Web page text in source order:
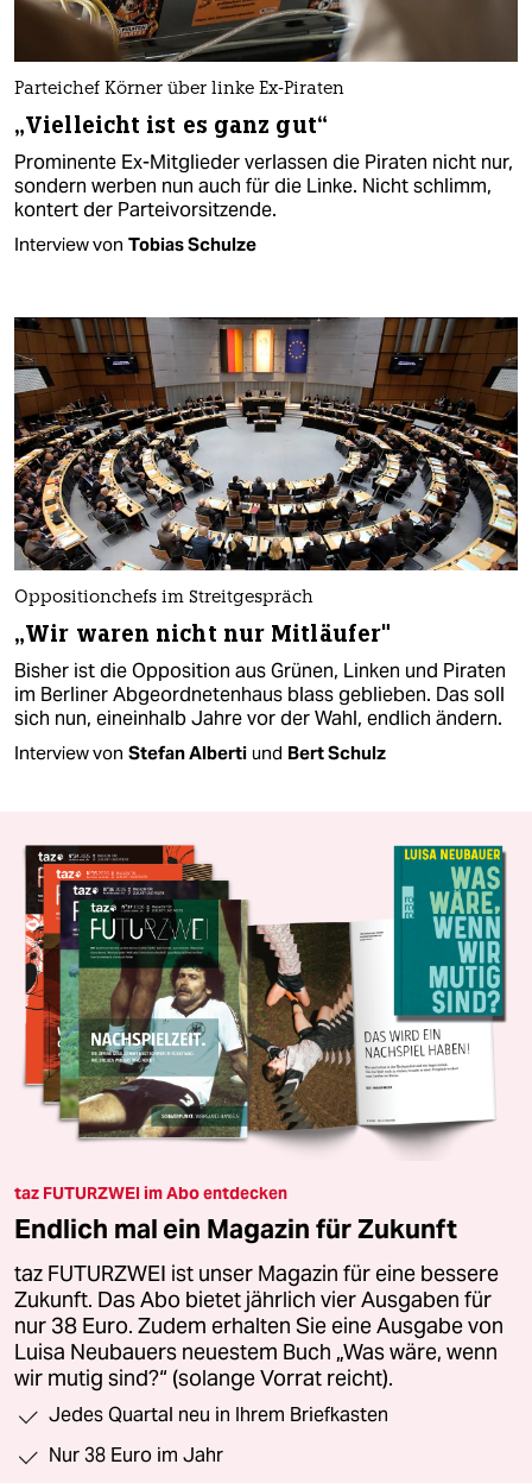
Parteichef Körner über linke Ex-Piraten
„Vielleicht ist es ganz gut“
Prominente Ex-Mitglieder verlassen die Piraten nicht nur,
sondern werben nun auch für die Linke. Nicht schlimm,
kontert der Parteivorsitzende.
Interview von Tobias Schulze
Oppositionchefs im Streitgespräch
„Wir waren nicht nur Mitläufer"
Bisher ist die Opposition aus Grünen, Linken und Piraten
im Berliner Abgeordnetenhaus blass geblieben. Das soll
sich nun, eineinhalb Jahre vor der Wahl, endlich ändern.
Interview von Stefan Alberti und Bert Schulz
taz FUTURZWEI im Abo entdecken
Endlich mal ein Magazin für Zukunft
taz FUTURZWEI ist unser Magazin für eine bessere
Zukunft. Das Abo bietet jährlich vier Ausgaben für
nur 38 Euro. Zudem erhalten Sie eine Ausgabe von
Luisa Neubauers neuestem Buch „Was wäre, wenn
wir mutig sind?“ (solange Vorrat reicht).
Jedes Quartal neu in Ihrem Briefkasten
Nur 38 Euro im Jahr